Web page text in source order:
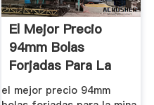
El Mejor Precio
94mm Bolas
Forjadas Para La
Mina De Oro
el mejor precio 94mm